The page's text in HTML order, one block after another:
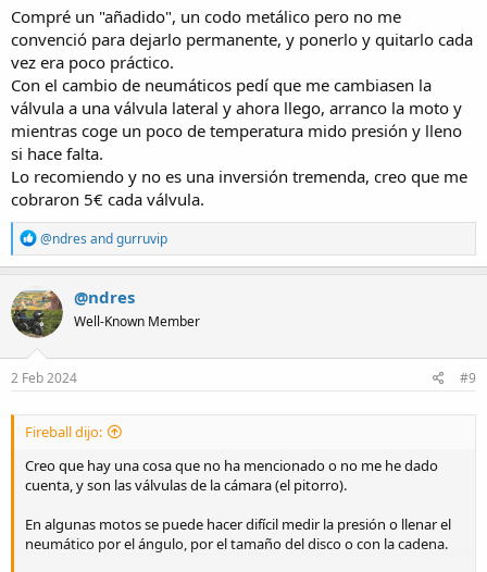
Compré un "añadido", un codo metálico pero no me
convenció para dejarlo permanente, y ponerlo y quitarlo cada
vez era poco práctico.
Con el cambio de neumáticos pedí que me cambiasen la
válvula a una válvula lateral y ahora llego, arranco la moto y
mientras coge un poco de temperatura mido presión y lleno
si hace falta.
Lo recomiendo y no es una inversión tremenda, creo que me
cobraron 5€ cada válvula.
R
e
a
c
t
i
o
n
s
@ndres andgurruvip
@ndres
Well-Known Member
2 Feb 2024 #9
Fireball dijo:
Creo que hay una cosa que no ha mencionado o no me he dado
cuenta, y son las válvulas de la cámara (el pitorro).
En algunas motos se puede hacer difícil medir la presión o llenar el
neumático por el ángulo, por el tamaño del disco o con la cadena.